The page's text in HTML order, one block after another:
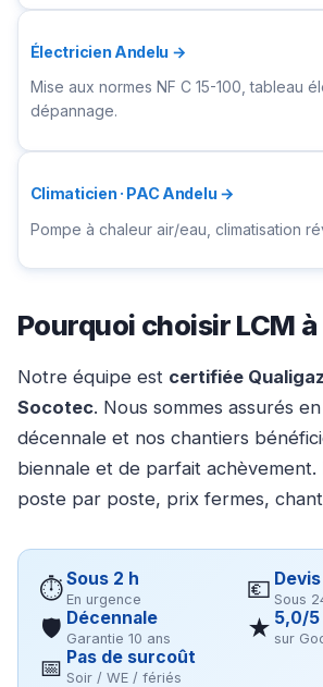
Électricien Andelu →
Mise aux normes NF C 15-100, tableau
dépannage.
Climaticien · PAC Andelu →
Pompe à chaleur air/eau, climatisation
Pourquoi choisir LCM
Notre équipe est certifiée
Socotec. Nous sommes assurés
décennale et nos chantiers
biennale et de parfait achèvement.
poste par poste, prix fermes,
⏱Sous 2 h
En urgence 💶 Sous
🛡 Décennale
Garantie 10 ans ★ 5,0/5
sur
📅 Pas de surcoût
Soir / WE / fériés